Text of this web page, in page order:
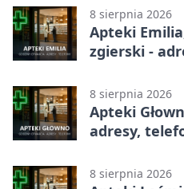
8 sierpnia 2026
Apteki
zgierski -
8 sierpnia 2026
Apteki
adresy,
8 sierpnia 2026